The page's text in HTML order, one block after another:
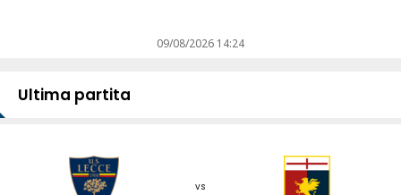
09/08/2026 14:24
Ultima partita
vs